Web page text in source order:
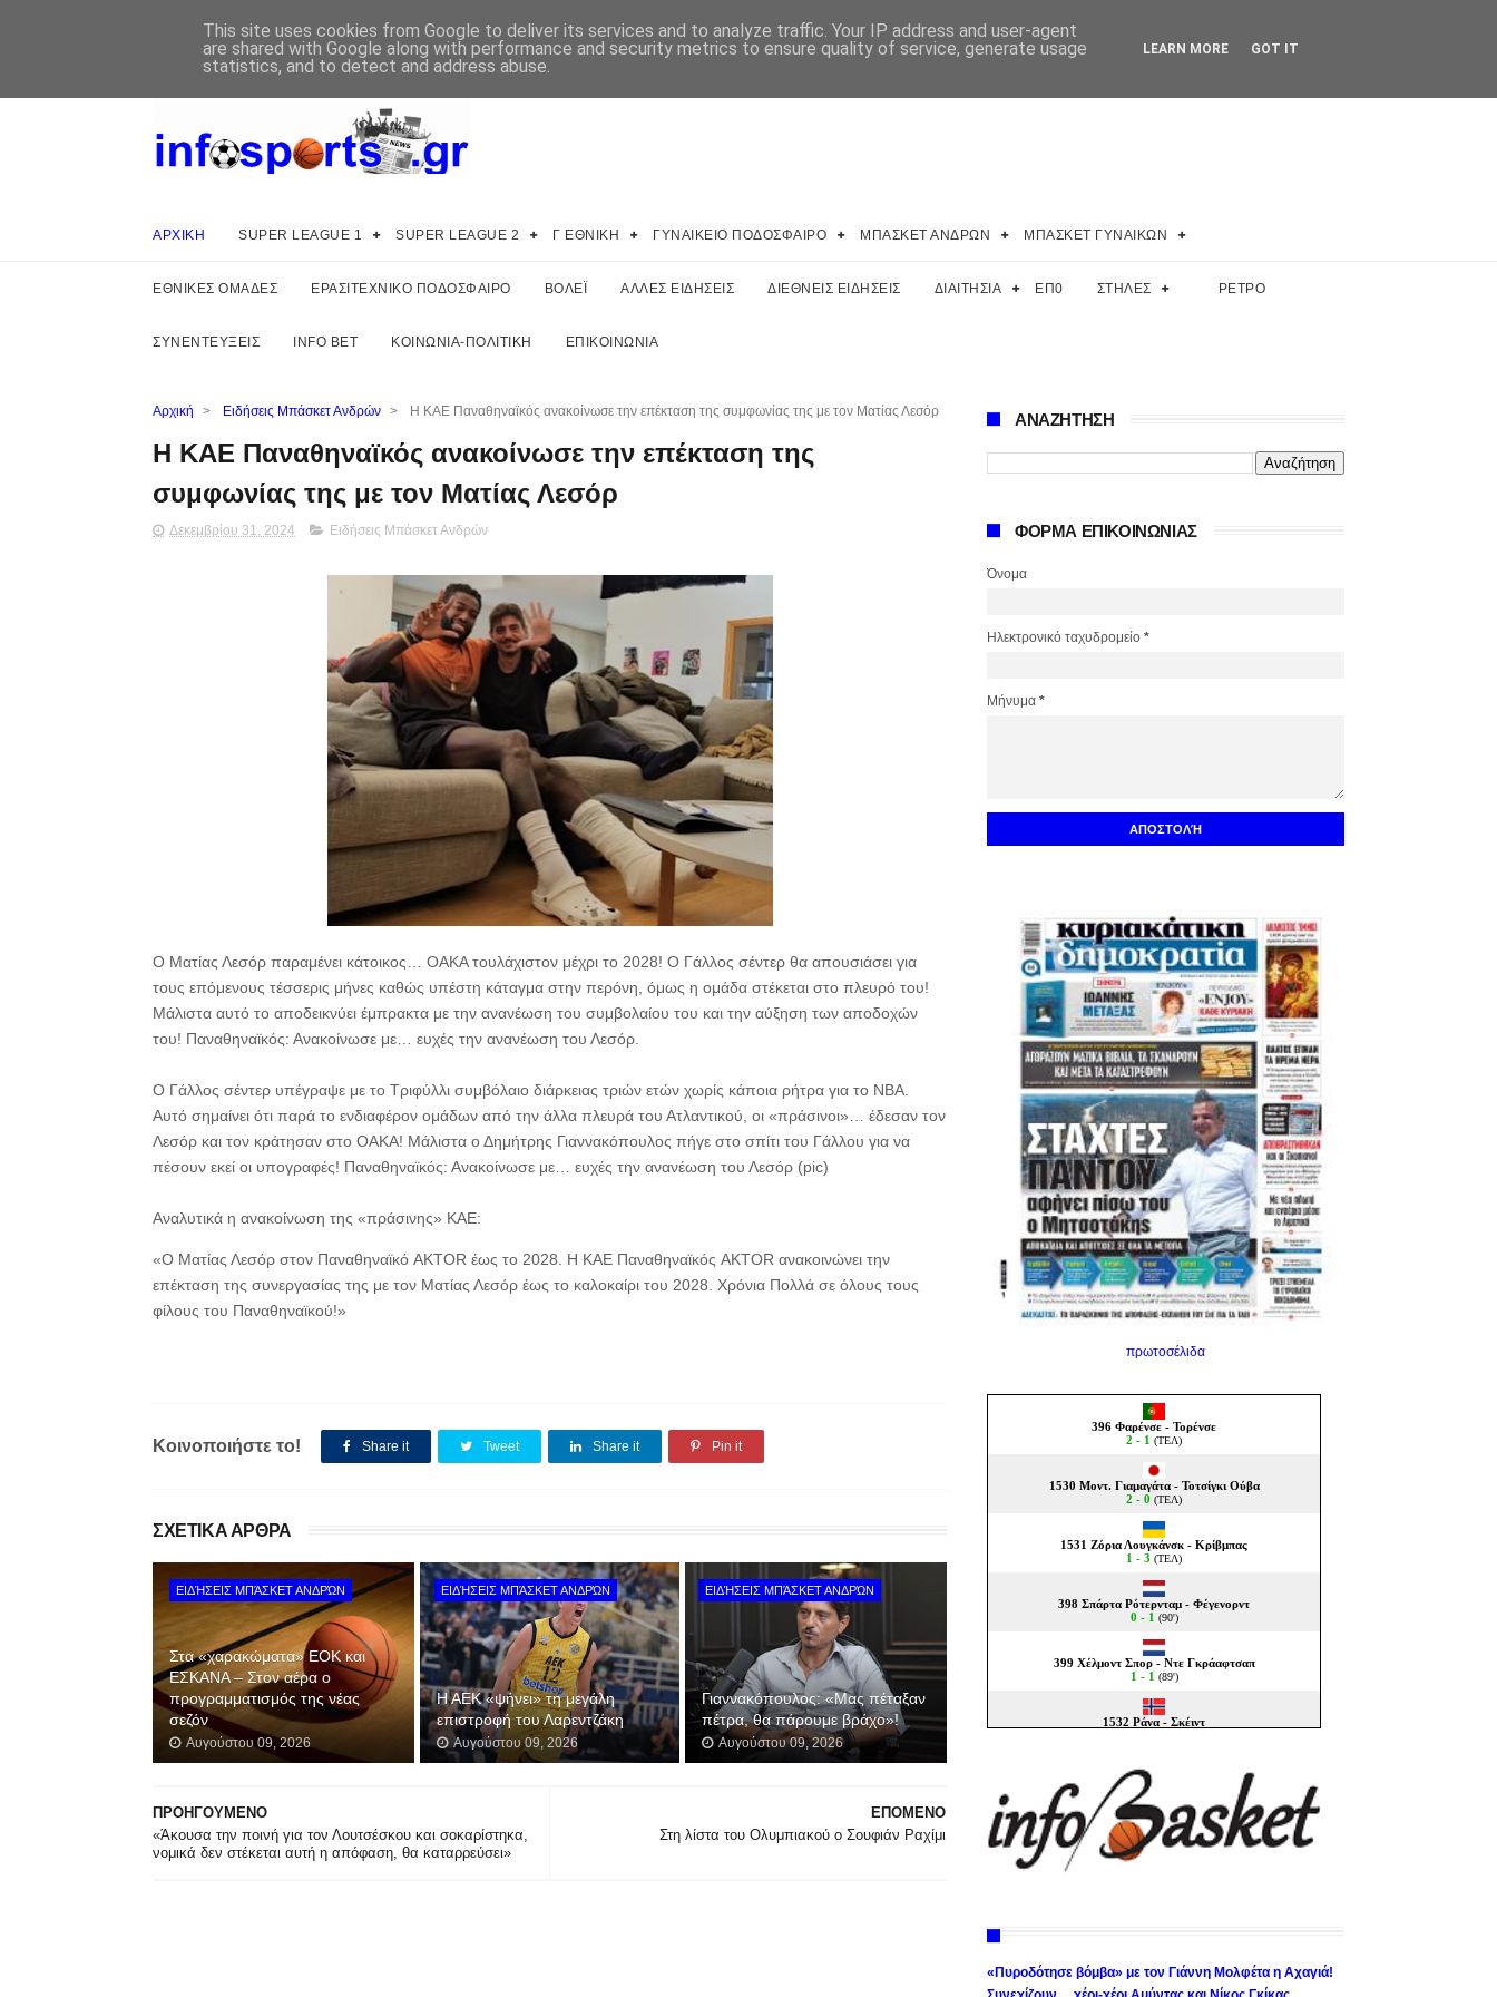
ΑΡΧΙΚΗ SUPER LEAGUE 1 SUPER LEAGUE 2 Γ ΕΘΝΙΚΗ ΓΥΝΑΙΚΕΙΟ ΠΟΔΟΣΦΑΙΡΟ ΜΠΑΣΚΕΤ ΑΝΔΡΩΝ ΜΠΑΣΚΕΤ ΓΥΝΑΙΚΩΝ
ΕΘΝΙΚΕΣ ΟΜΑΔΕΣ ΕΡΑΣΙΤΕΧΝΙΚΟ ΠΟΔΟΣΦΑΙΡΟ ΒΟΛΕΪ ΑΛΛΕΣ ΕΙΔΗΣΕΙΣ ΔΙΕΘΝΕΙΣ ΕΙΔΗΣΕΙΣ ΔΙΑΙΤΗΣΙΑ ΕΠ0 ΣΤΗΛΕΣ ΡΕΤΡΟ
ΣΥΝΕΝΤΕΥΞΕΙΣ INFO BET ΚΟΙΝΩΝΙΑ-ΠΟΛΙΤΙΚΗ ΕΠΙΚΟΙΝΩΝΙΑ
Αρχική > Ειδήσεις Μπάσκετ Ανδρών > Η ΚΑΕ Παναθηναϊκός ανακοίνωσε την επέκταση της συμφωνίας της με τον Ματίας Λεσόρ
Η ΚΑΕ Παναθηναϊκός ανακοίνωσε την επέκταση της
συμφωνίας της με τον Ματίας Λεσόρ
Δεκεμβρίου 31, 2024 Ειδήσεις Μπάσκετ Ανδρών
Ο Ματίας Λεσόρ παραμένει κάτοικος… ΟΑΚΑ τουλάχιστον μέχρι το 2028! Ο Γάλλος σέντερ θα απουσιάσει για
τους επόμενους τέσσερις μήνες καθώς υπέστη κάταγμα στην περόνη, όμως η ομάδα στέκεται στο πλευρό του!
Μάλιστα αυτό το αποδεικνύει έμπρακτα με την ανανέωση του συμβολαίου του και την αύξηση των αποδοχών
του! Παναθηναϊκός: Ανακοίνωσε με… ευχές την ανανέωση του Λεσόρ.
Ο Γάλλος σέντερ υπέγραψε με το Τριφύλλι συμβόλαιο διάρκειας τριών ετών χωρίς κάποια ρήτρα για το NBA.
Αυτό σημαίνει ότι παρά το ενδιαφέρον ομάδων από την άλλα πλευρά του Ατλαντικού, οι «πράσινοι»… έδεσαν τον
Λεσόρ και τον κράτησαν στο ΟΑΚΑ! Μάλιστα ο Δημήτρης Γιαννακόπουλος πήγε στο σπίτι του Γάλλου για να
πέσουν εκεί οι υπογραφές! Παναθηναϊκός: Ανακοίνωσε με… ευχές την ανανέωση του Λεσόρ (pic)
Αναλυτικά η ανακοίνωση της «πράσινης» ΚΑΕ:
«Ο Ματίας Λεσόρ στον Παναθηναϊκό AKTOR έως το 2028. Η ΚΑΕ Παναθηναϊκός AKTOR ανακοινώνει την
επέκταση της συνεργασίας της με τον Ματίας Λεσόρ έως το καλοκαίρι του 2028. Χρόνια Πολλά σε όλους τους
φίλους του Παναθηναϊκού!»
Κοινοποιήστε το! Share it Tweet Share it Pin it
ΣΧΕΤΙΚΑ ΑΡΘΡΑ
ΕΙΔΉΣΕΙΣ ΜΠΆΣΚΕΤ ΑΝΔΡΏΝ
Στα «χαρακώματα» ΕΟΚ και
ΕΣΚΑΝΑ – Στον αέρα ο
προγραμματισμός της νέας
σεζόν
Αυγούστου 09, 2026
ΕΙΔΉΣΕΙΣ ΜΠΆΣΚΕΤ ΑΝΔΡΏΝ
Η ΑΕΚ «ψήνει» τη μεγάλη
επιστροφή του Λαρεντζάκη
Αυγούστου 09, 2026
ΕΙΔΉΣΕΙΣ ΜΠΆΣΚΕΤ ΑΝΔΡΏΝ
Γιαννακόπουλος: «Μας πέταξαν
πέτρα, θα πάρουμε βράχο»!
Αυγούστου 09, 2026
ΕΠΟΜΕΝΟ
Στη λίστα του Ολυμπιακού ο Σουφιάν Ραχίμι
ΠΡΟΗΓΟΥΜΕΝΟ
«Άκουσα την ποινή για τον Λουτσέσκου και σοκαρίστηκα,
νομικά δεν στέκεται αυτή η απόφαση, θα καταρρεύσει»
ΑΝΑΖΗΤΗΣΗ
ΦΟΡΜΑ ΕΠΙΚΟΙΝΩΝΙΑΣ
Όνομα
Ηλεκτρονικό ταχυδρομείο *
Μήνυμα *
πρωτοσέλιδα
«Πυροδότησε βόμβα» με τον Γιάννη Μολφέτα η Αχαγιά!
This site uses cookies from Google to deliver its services and to analyze traffic. Your IP address and user-agent
are shared with Google along with performance and security metrics to ensure quality of service, generate usage
statistics, and to detect and address abuse.
LEARN MORE GOT IT